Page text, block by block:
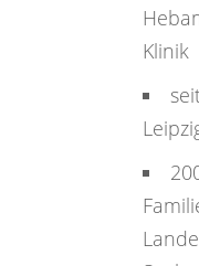
Klinik